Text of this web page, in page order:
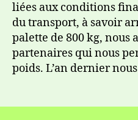
liées aux conditions
du transport, à savoir
palette de 800 kg, nous
partenaires qui nous
poids. L’an dernier